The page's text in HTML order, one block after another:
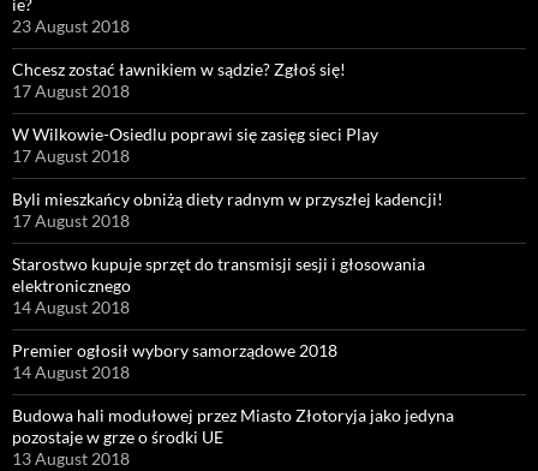
ie?
23 August 2018
Chcesz zostać ławnikiem w sądzie? Zgłoś się!
17 August 2018
W Wilkowie-Osiedlu poprawi się zasięg sieci Play
17 August 2018
Byli mieszkańcy obniżą diety radnym w przyszłej kadencji!
17 August 2018
Starostwo kupuje sprzęt do transmisji sesji i głosowania
elektronicznego
14 August 2018
Premier ogłosił wybory samorządowe 2018
14 August 2018
Budowa hali modułowej przez Miasto Złotoryja jako jedyna
pozostaje w grze o środki UE
13 August 2018